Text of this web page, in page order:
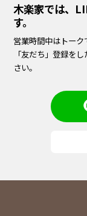
木楽家では、
す。
営業時間中はトーク
「友だち」登録を
さい。